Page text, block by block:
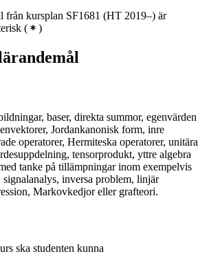
från kursplan SF1681 (HT 2019–) är
( )
baser, direkta summor, egenvärden
Jordankanonisk form, inre
operatorer, Hermiteska operatorer, unitära
tensorprodukt, yttre algebra
tanke på tillämpningar inom exempelvis
inversa problem, linjär
Markovkedjor eller grafteori.
ska studenten kunna